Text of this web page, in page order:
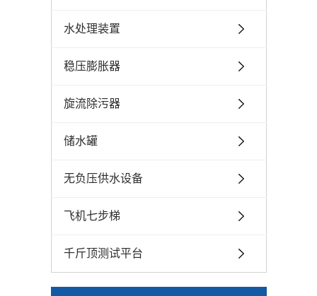
水处理装置
稳压膨胀器
旋流除污器
储水罐
无负压供水设备
飞机七步梯
千斤顶测试平台